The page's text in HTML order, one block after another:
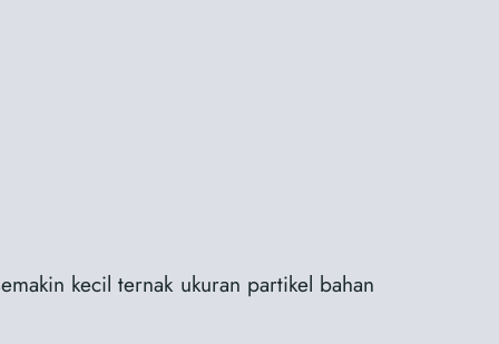
kecil ternak ukuran partikel bahan